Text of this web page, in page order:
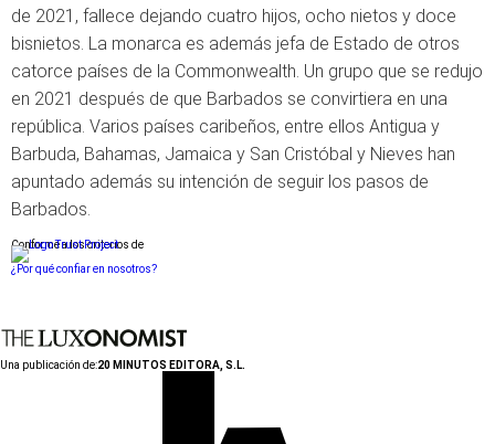
de 2021, fallece dejando cuatro hijos, ocho nietos y doce
bisnietos. La monarca es además jefa de Estado de otros
catorce países de la Commonwealth. Un grupo que se redujo
en 2021 después de que Barbados se convirtiera en una
república. Varios países caribeños, entre ellos Antigua y
Barbuda, Bahamas, Jamaica y San Cristóbal y Nieves han
apuntado además su intención de seguir los pasos de
Barbados.
Conforme a los criterios de
¿Por qué confiar en nosotros?
Una publicación de:20 MINUTOS EDITORA, S.L.